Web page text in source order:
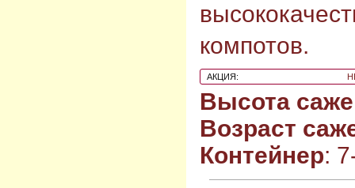
компотов.
АКЦИЯ:
Высота
Возраст
Контейнер: